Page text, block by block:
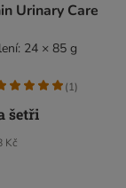
Urinary Care
24 × 85 g
Kč
(1)